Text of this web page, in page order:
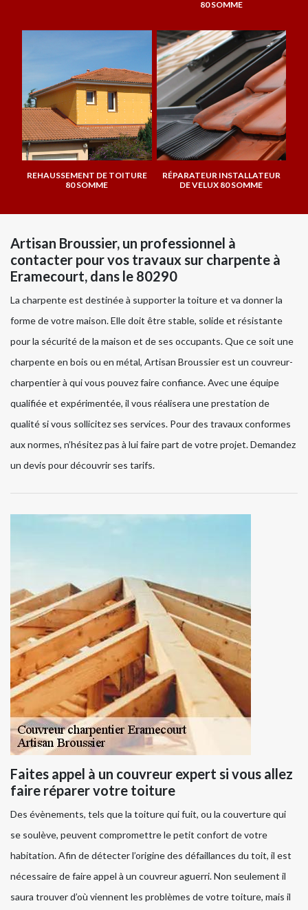
80 SOMME
REHAUSSEMENT DE TOITURE
80 SOMME
RÉPARATEUR INSTALLATEUR
DE VELUX 80 SOMME
Artisan Broussier, un professionnel à
contacter pour vos travaux sur charpente à
Eramecourt, dans le 80290
La charpente est destinée à supporter la toiture et va donner la
forme de votre maison. Elle doit être stable, solide et résistante
pour la sécurité de la maison et de ses occupants. Que ce soit une
charpente en bois ou en métal, Artisan Broussier est un couvreur-
charpentier à qui vous pouvez faire confiance. Avec une équipe
qualifiée et expérimentée, il vous réalisera une prestation de
qualité si vous sollicitez ses services. Pour des travaux conformes
aux normes, n’hésitez pas à lui faire part de votre projet. Demandez
un devis pour découvrir ses tarifs.
Faites appel à un couvreur expert si vous allez
faire réparer votre toiture
Des évènements, tels que la toiture qui fuit, ou la couverture qui
se soulève, peuvent compromettre le petit confort de votre
habitation. Afin de détecter l’origine des défaillances du toit, il est
nécessaire de faire appel à un couvreur aguerri. Non seulement il
saura trouver d’où viennent les problèmes de votre toiture, mais il